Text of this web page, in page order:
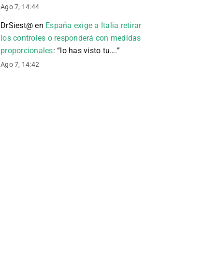
Ago 7, 14:44
DrSiest@ en España exige a Italia retirar
los controles o responderá con medidas
proporcionales: “ lo has visto tu….”
Ago 7, 14:42